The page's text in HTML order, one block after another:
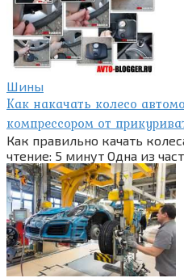
Шины
Как накачать колесо
компрессором от
Как правильно качать
чтение: 5 минут Одна из